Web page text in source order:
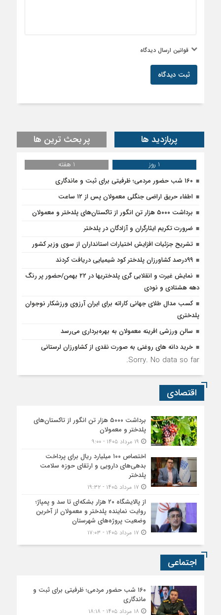
قوانین ارسال دیدگاه
ثبت دیدگاه
پربازدید ها پر بحث ترین ها
1 روز
1 هفته
۱۶۰ شب حضور مردمی؛ ظرفیتی برای ثبت و ماندگاری
اطفاء حریق اراضی جنگلی معمولان پس از ۱۲ ساعت
برداشت ۵۰۰۰ هزار تن انگور از تاکستان‌های پلدختر و معمولان
ضرورت تکریم ایثارگران و آزادگان در پلدختر
تشریح جزئیات افزایش اختیارات استانداران از سوی وزیر کشور
۹۹درصد کشاورزان پلدختر کود شیمیایی دریافت کردند
نمایش غیرت و انقلابی گری پلدختریها در ۲۲ بهمن/حضور پر رنگ
دهه هشتادی و نودی
کسب مدال طلای جهانی کاراته برای ایران آرزوی ورزشکار نوجوان
پلدختری
سالن ورزشی افرینه معمولان به بهره‌برداری می‌رسد
خرید دانه های روغنی به صورت نقدی از کشاورزان لرستانی
Sorry. No data so far.
اقتصادی
برداشت ۵۰۰۰ هزار تن انگور از تاکستان‌های
پلدختر و معمولان
اختصاص ۱۰۰ میلیارد ریال برای پرداخت
بدهی‌های دارویی و ارتقای حوزه سلامت
پلدختر
از پالایشگاه ۲۰ هزار بشکه‌ای تا سد و پمپاژ؛
روایت نماینده پلدختر و معمولان از آخرین
وضعیت پروژه‌های شهرستان
اجتماعی
۱۶۰ شب حضور مردمی؛ ظرفیتی برای ثبت و
ماندگاری